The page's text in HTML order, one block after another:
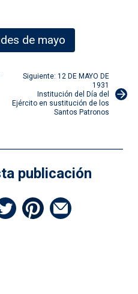
de mayo
Siguiente: 12 DE MAYO DE
1931
Institución del Día del
Ejército en sustitución de los
Santos Patronos
publicación